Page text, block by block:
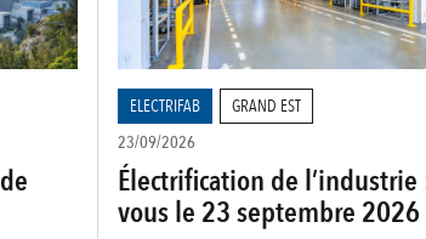
ELECTRIFAB
GRAND EST
23/09/2026
Électrification de l’industrie
vous le 23 septembre 2026